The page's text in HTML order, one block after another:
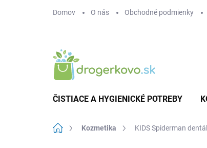
Domov O nás Obchodné podmienky
ČISTIACE A HYGIENICKÉ POTREBY
DomovKozmetika KIDS Spiderman